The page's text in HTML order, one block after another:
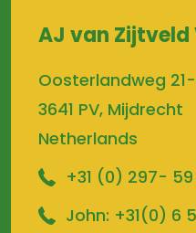
AJ van Zijtveld
Oosterlandweg
3641 PV, Mijdrecht
Netherlands
+31 (0) 297-
John: +31(0) 6